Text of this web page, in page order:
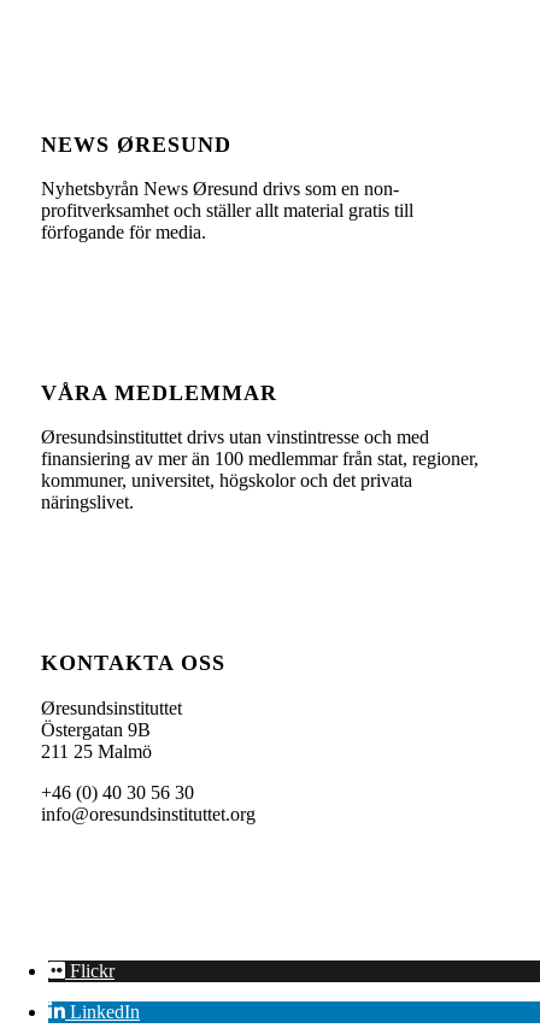
NEWS ØRESUND
Nyhetsbyrån News Øresund drivs som en non-
profitverksamhet och ställer allt material gratis till
förfogande för media.
VÅRA MEDLEMMAR
Øresundsinstituttet drivs utan vinst­intresse och med
finansiering av mer än 100 medlemmar från stat, regioner,
kommuner, universitet, högskolor och det privata
näringslivet.
KONTAKTA OSS
Øresundsinstituttet
Östergatan 9B
211 25 Malmö
+46 (0) 40 30 56 30
info@oresundsinstituttet.org
Flickr
LinkedIn